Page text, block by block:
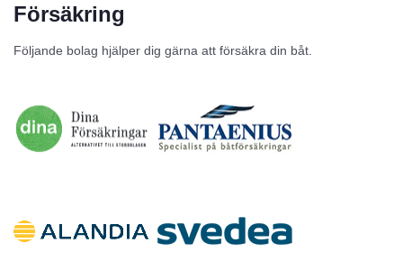
Försäkring
Följande bolag hjälper dig gärna att försäkra din båt.